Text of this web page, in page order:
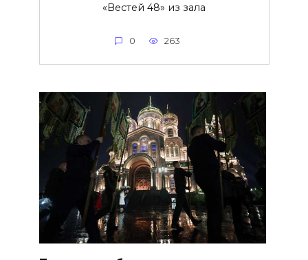
«Вестей 48» из зала
0 263